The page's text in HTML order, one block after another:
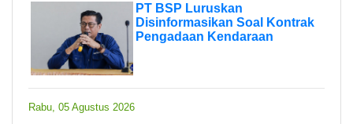
PT BSP Luruskan
Disinformasikan Soal Kontrak
Pengadaan Kendaraan
Rabu, 05 Agustus 2026